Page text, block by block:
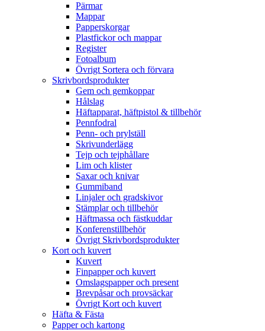
Pärmar
Mappar
Papperskorgar
Plastfickor och mappar
Register
Fotoalbum
Övrigt Sortera och förvara
Skrivbordsprodukter
Gem och gemkoppar
Hålslag
Häftapparat, häftpistol & tillbehör
Pennfodral
Penn- och prylställ
Skrivunderlägg
Tejp och tejphållare
Lim och klister
Saxar och knivar
Gummiband
Linjaler och gradskivor
Stämplar och tillbehör
Häftmassa och fästkuddar
Konferenstillbehör
Övrigt Skrivbordsprodukter
Kort och kuvert
Kuvert
Finpapper och kuvert
Omslagspapper och present
Brevpåsar och provsäckar
Övrigt Kort och kuvert
Häfta & Fästa
Papper och kartong